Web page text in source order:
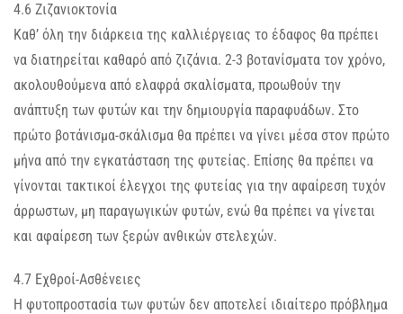
4.6 Ζιζανιοκτονία
Καθ’ όλη την διάρκεια της καλλιέργειας το έδαφος θα πρέπει
να διατηρείται καθαρό από ζιζάνια. 2-3 βοτανίσματα τον χρόνο,
ακολουθούμενα από ελαφρά σκαλίσματα, προωθούν την
ανάπτυξη των φυτών και την δημιουργία παραφυάδων. Στο
πρώτο βοτάνισμα-σκάλισμα θα πρέπει να γίνει μέσα στον πρώτο
μήνα από την εγκατάσταση της φυτείας. Επίσης θα πρέπει να
γίνονται τακτικοί έλεγχοι της φυτείας για την αφαίρεση τυχόν
άρρωστων, μη παραγωγικών φυτών, ενώ θα πρέπει να γίνεται
και αφαίρεση των ξερών ανθικών στελεχών.
4.7 Εχθροί-Ασθένειες
Η φυτοπροστασία των φυτών δεν αποτελεί ιδιαίτερο πρόβλημα